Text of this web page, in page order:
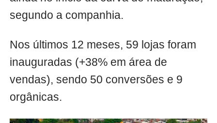
segundo a companhia.
Nos últimos 12 meses, 59 lojas foram
inauguradas (+38% em área de
vendas), sendo 50 conversões e 9
orgânicas.